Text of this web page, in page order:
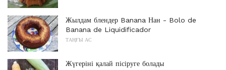
Жылдам блендер Banana Нан - Bolo de
Banana de Liquidificador
ТАҢҒЫ АС
Жүгеріні қалай пісіруге болады